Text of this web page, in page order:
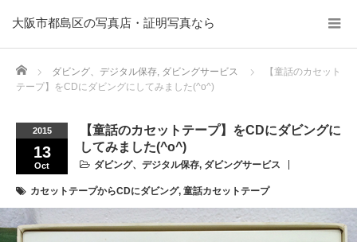
大阪市都島区の写真店・証明写真なら
Home ダビング、デジタル保存, ダビングサービス
【童話のカセット
テープ】をCDにダビングにしてみました(^o^)
2015
13
Oct
【童話のカセットテープ】をCDにダビングに
してみました(^o^)
ダビング、デジタル保存, ダビングサービス
カセットテープからCDにダビング, 童話カセットテープ